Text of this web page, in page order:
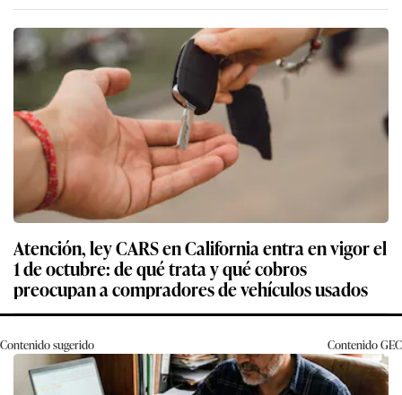
Atención, ley CARS en California entra en vigor el
1 de octubre: de qué trata y qué cobros
preocupan a compradores de vehículos usados
Contenido sugerido ContenidoGEC